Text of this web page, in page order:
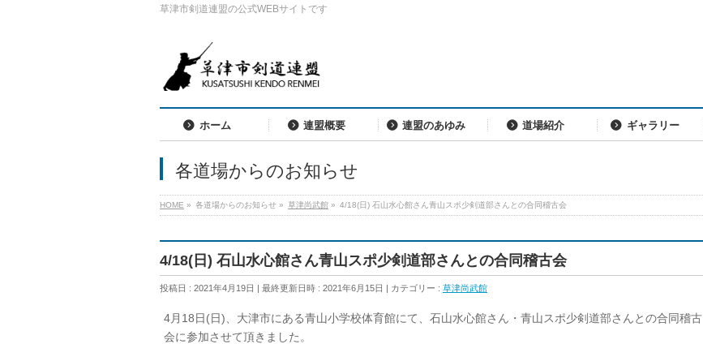
草津市剣道連盟の公式WEBサイトです
ホーム 連盟概要 連盟のあゆみ 道場紹介 ギャラリー
各道場からのお知らせ
HOME » 各道場からのお知らせ » 草津尚武館 » 4/18(日) 石山水心館さん青山スポ少剣道部さんとの合同稽古会
4/18(日) 石山水心館さん青山スポ少剣道部さんとの合同稽古会
投稿日 : 2021年4月19日 最終更新日時 : 2021年6月15日 カテゴリー : 草津尚武館
4月18日(日)、大津市にある青山小学校体育館にて、石山水心館さん・青山スポ少剣道部さんとの合同稽古
会に参加させて頂きました。